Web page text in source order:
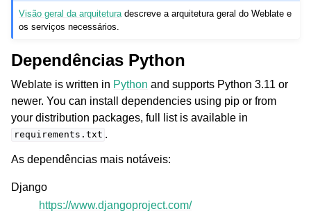
Visão geral da arquitetura descreve a arquitetura geral do Weblate e
os serviços necessários.
Dependências Python
Weblate is written in Python and supports Python 3.11 or
newer. You can install dependencies using pip or from
your distribution packages, full list is available in
requirements.txt .
As dependências mais notáveis:
Django
https://www.djangoproject.com/